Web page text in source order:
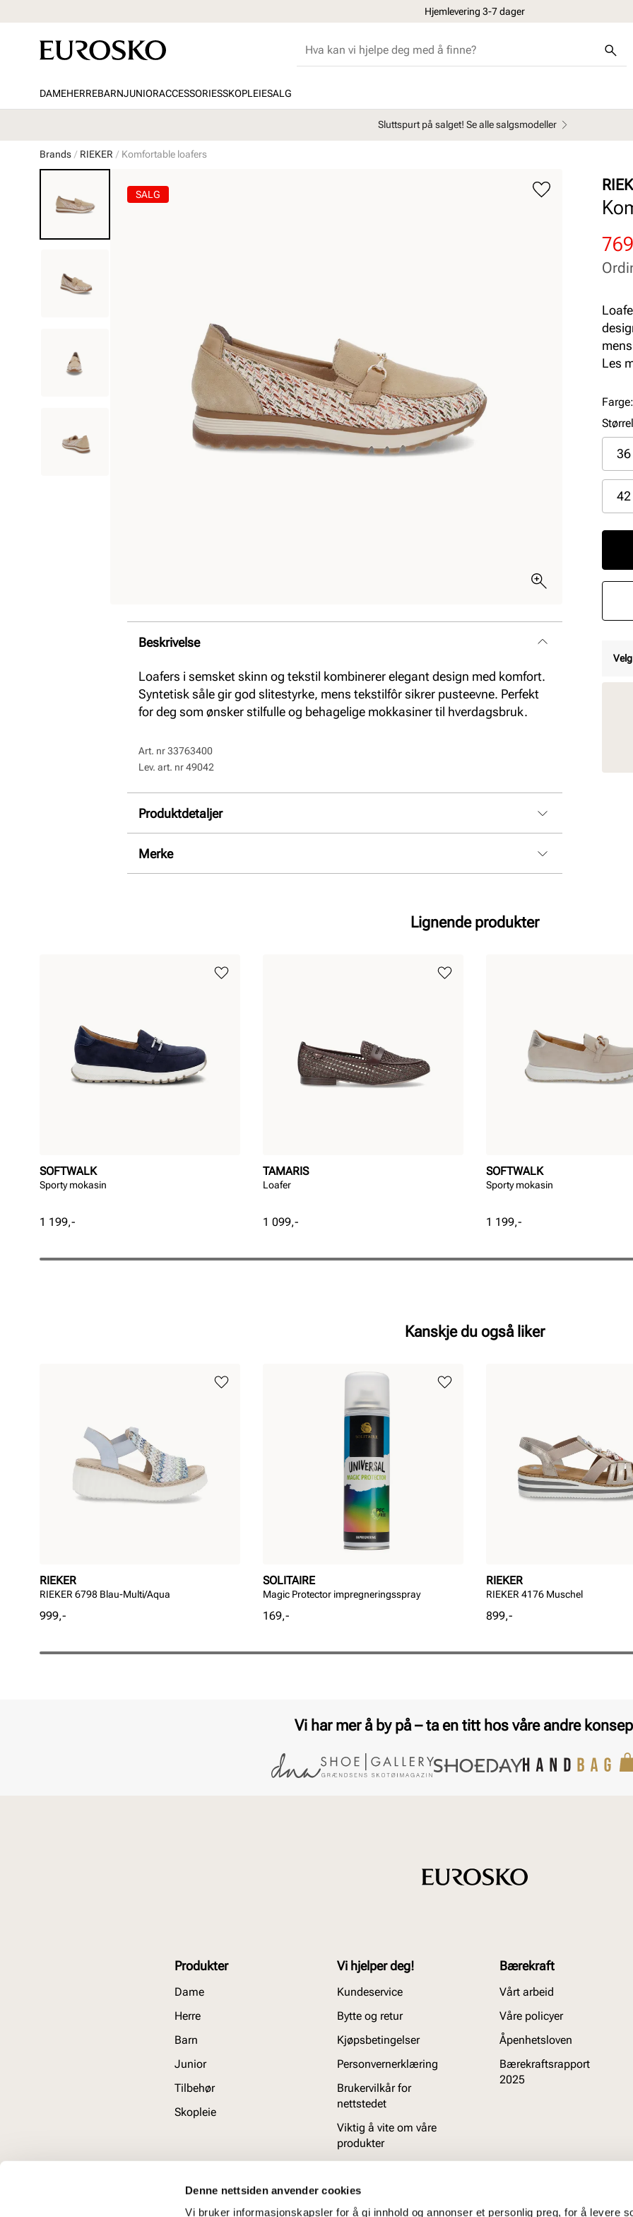
Denne nettsiden anvender cookies
Vi bruker informasjonskapsler for å gi innhold og annonser et personlig preg, for å levere
Hjemlevering 3-7 dager
DAMEHERREBARNJUNIORACCESSORIESSKOPLEIESALG
Sluttspurt på salget! Se alle salgsmodeller
Brands RIEKER Komfortable loafers
SALG
Beskrivelse
Loafers i semsket skinn og tekstil kombinerer elegant design med komfort.
Syntetisk såle gir god slitestyrke, mens tekstilfôr sikrer pusteevne. Perfekt
for deg som ønsker stilfulle og behagelige mokkasiner til hverdagsbruk.
Art. nr33763400
Lev. art. nr49042
Produktdetaljer
Overdel:
Merke
pris
Pris
pris
Pris
Les
Farge:
36
42
Lignende produkter
SOFTWALK
Sporty mokasin
Pris
1 199,-
TAMARIS
Loafer
Pris
1 099,-
SOFTWALK
Sporty mokasin
Pris
1 199,-
Kanskje du også liker
RIEKER
RIEKER 6798 Blau-Multi/Aqua
Pris
999,-
SOLITAIRE
Magic Protector impregneringsspray
Pris
169,-
RIEKER
RIEKER 4176 Muschel
Pris
899,-
Vi har mer å by på – ta en titt hos våre andre
Produkter
Dame
Herre
Barn
Junior
Tilbehør
Skopleie
Vi hjelper deg!
Kundeservice
Bytte og retur
Kjøpsbetingelser
Personvernerklæring
Brukervilkår for
nettstedet
Viktig å vite om våre
produkter
Bærekraft
Vårt arbeid
Våre policyer
Åpenhetsloven
Bærekraftsrapport
2025